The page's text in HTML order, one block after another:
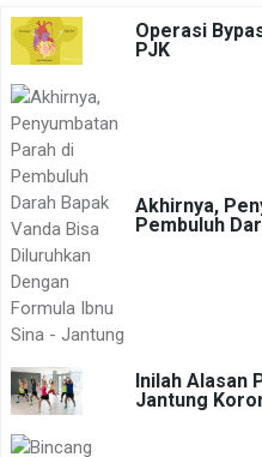
Operasi
PJK
Akhirnya,
Pembuluh
Inilah Alasan
Jantung